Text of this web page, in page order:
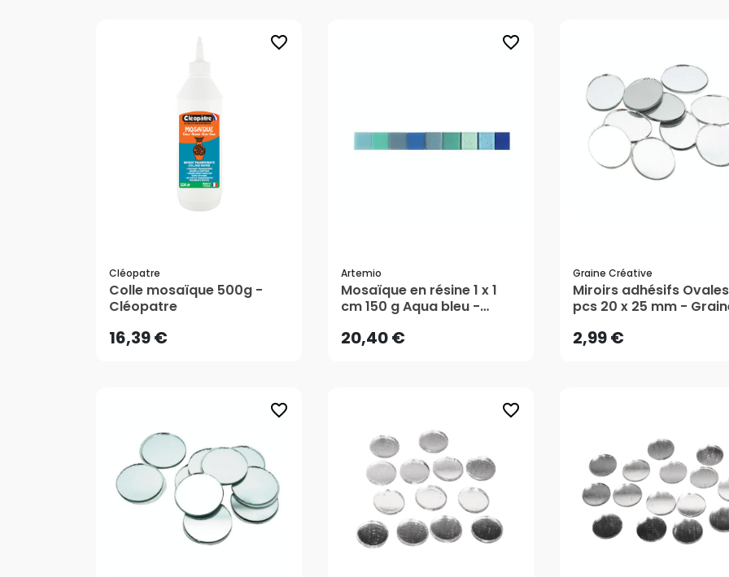
favorite_border
Cléopatre
Colle mosaïque 500g -
Cléopatre
16,39 €
16,39 €
AJOUTER AU PANIER
favorite_border
Artemio
Mosaïque en résine 1 x 1
cm 150 g Aqua bleu -
20,40 €
20,40 €
AJOUTER AU PANIER
Graine Créative
Miroirs adhésifs Ovales
pcs 20 x 25 mm -
2,99 €
2,99 €
AJOUTER AU PANIER
favorite_border favorite_border